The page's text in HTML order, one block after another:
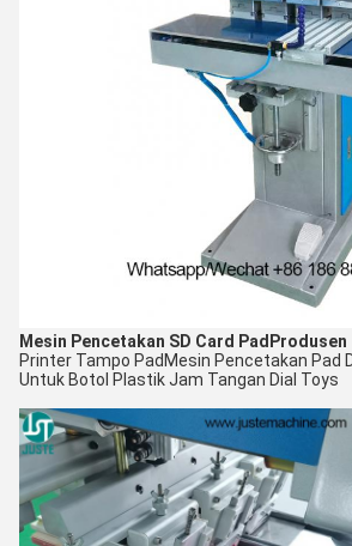
Mesin Pencetakan SD Card Pad Produsen
Printer Tampo Pad Mesin Pencetakan Pad
Untuk Botol Plastik Jam Tangan Dial Toys